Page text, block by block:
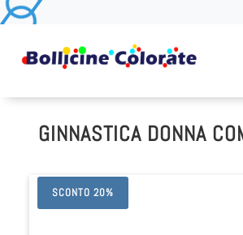
GINNASTICA DONNA
SCONTO 20%